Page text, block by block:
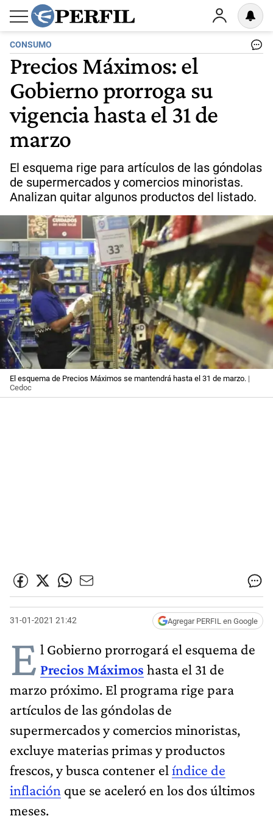
CONSUMO
Precios Máximos: el
Gobierno prorroga su
vigencia hasta el 31 de
marzo
El esquema rige para artículos de las góndolas
de supermercados y comercios minoristas.
Analizan quitar algunos productos del listado.
El esquema de Precios Máximos se mantendrá hasta el 31 de marzo. |
Cedoc
31-01-2021 21:42 Agregar PERFIL en Google
E l Gobierno prorrogará el esquema de
Precios Máximos hasta el 31 de
marzo próximo. El programa rige para
artículos de las góndolas de
supermercados y comercios minoristas,
excluye materias primas y productos
frescos, y busca contener el índice de
inflación que se aceleró en los dos últimos
meses.